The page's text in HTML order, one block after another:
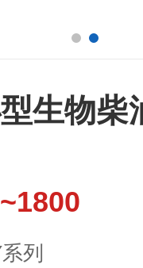
生物柴
列